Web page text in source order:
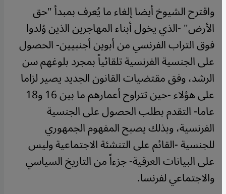
واقترح الشيوخ أيضا إلغاء ما يُعرف بمبدأ "حق
الأرض" -الذي يخول أبناء المهاجرين الذين وُلدوا
فوق التراب الفرنسي من أبوين أجنبيين- الحصول
على الجنسية الفرنسية تلقائياً بمجرد بلوغهم سن
الرشد، وفق مقتضيات القانون الجديد يصير لزاما
على هؤلاء -حين تتراوح أعمارهم ما بين 16 و18
عاما- التقدم بطلب الحصول على الجنسية
الفرنسية، وبذلك يصبح المفهوم الجمهوري
للجنسية -القائم على التنشئة الاجتماعية وليس
على البيانات العرقية- جزءاً من التاريخ السياسي
والاجتماعي لفرنسا.